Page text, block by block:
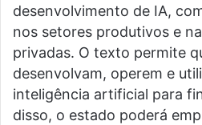
desenvolvimento de IA,
nos setores produtivos e
privadas. O texto permite
desenvolvam, operem e
inteligência artificial para
disso, o estado poderá